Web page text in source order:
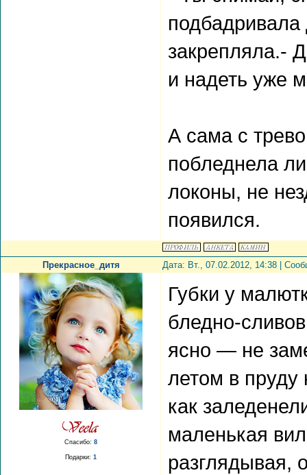
закрепляла.-
и надеть уже
А сама с
побледнела
локоны, не
появился.
Прекрасное_дитя Дата: Вт., 07.02.2012, 14:38 |
Спасибо: 8
Подарки: 1
Губки у
бледно-
ясно — не
летом в пруду
как
маленькая
разглядывая,